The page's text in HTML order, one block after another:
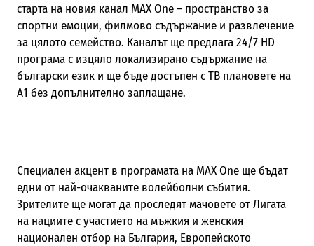
старта на новия канал MAX One – пространство за
спортни емоции, филмово съдържание и развлечение
за цялото семейство. Каналът ще предлага 24/7 HD
програма с изцяло локализирано съдържание на
български език и ще бъде достъпен с ТВ плановете на
А1 без допълнително заплащане.
Специален акцент в програмата на MAX One ще бъдат
едни от най-очакваните волейболни събития.
Зрителите ще могат да проследят мачовете от Лигата
на нациите с участието на мъжкия и женския
национален отбор на България, Европейското